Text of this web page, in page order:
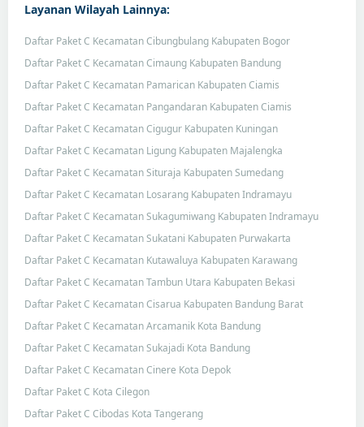
Layanan Wilayah Lainnya:
Daftar Paket C Kecamatan Cibungbulang Kabupaten Bogor
Daftar Paket C Kecamatan Cimaung Kabupaten Bandung
Daftar Paket C Kecamatan Pamarican Kabupaten Ciamis
Daftar Paket C Kecamatan Pangandaran Kabupaten Ciamis
Daftar Paket C Kecamatan Cigugur Kabupaten Kuningan
Daftar Paket C Kecamatan Ligung Kabupaten Majalengka
Daftar Paket C Kecamatan Situraja Kabupaten Sumedang
Daftar Paket C Kecamatan Losarang Kabupaten Indramayu
Daftar Paket C Kecamatan Sukagumiwang Kabupaten Indramayu
Daftar Paket C Kecamatan Sukatani Kabupaten Purwakarta
Daftar Paket C Kecamatan Kutawaluya Kabupaten Karawang
Daftar Paket C Kecamatan Tambun Utara Kabupaten Bekasi
Daftar Paket C Kecamatan Cisarua Kabupaten Bandung Barat
Daftar Paket C Kecamatan Arcamanik Kota Bandung
Daftar Paket C Kecamatan Sukajadi Kota Bandung
Daftar Paket C Kecamatan Cinere Kota Depok
Daftar Paket C Kota Cilegon
Daftar Paket C Cibodas Kota Tangerang